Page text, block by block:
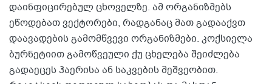
დაინფიცირებულ ცხოველზე. ამ ორგანიზმებს
ეწოდებათ ვექტორები, რადგანაც მათ გადააქვთ
დაავადების გამომწვევი ორგანიზმები. კოქსიელა
ბურნეტიით გამოწვეული ქუ ცხელება შეიძლება
გადაეცეს ჰაერისა ან საკვების მეშვეობით.